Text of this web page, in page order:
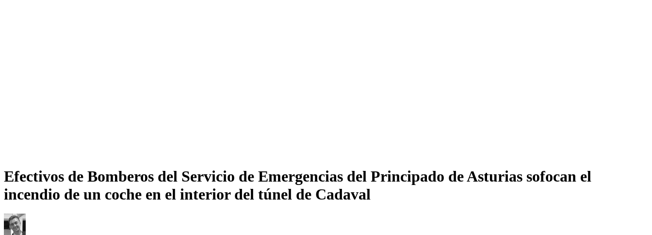
Efectivos de Bomberos del Servicio de Emergencias del Principado de Asturias sofocan el
incendio de un coche en el interior del túnel de Cadaval